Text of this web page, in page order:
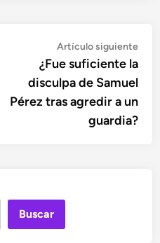
Artículo siguiente
¿Fue suficiente la
disculpa de Samuel
Pérez tras agredir a un
guardia?
Buscar